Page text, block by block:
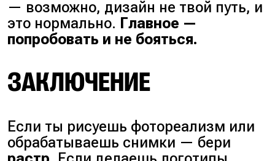
— возможно, дизайн не твой путь, и
это нормально. Главное —
попробовать и не бояться.
ЗАКЛЮЧЕНИЕ
Если ты рисуешь фотореализм или
обрабатываешь снимки — бери